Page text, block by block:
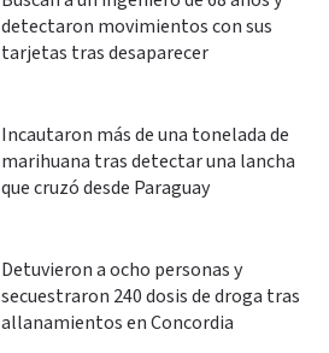
detectaron movimientos con sus
tarjetas tras desaparecer
Incautaron más de una tonelada de
marihuana tras detectar una lancha
que cruzó desde Paraguay
Detuvieron a ocho personas y
secuestraron 240 dosis de droga tras
allanamientos en Concordia